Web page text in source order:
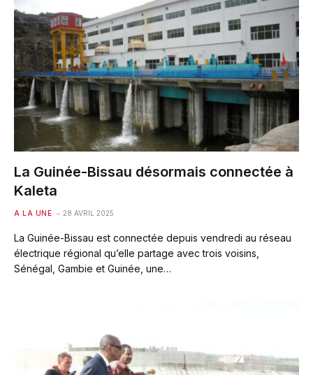
La Guinée-Bissau désormais connectée à
Kaleta
A LA UNE 28 AVRIL 2025
La Guinée-Bissau est connectée depuis vendredi au réseau
électrique régional qu’elle partage avec trois voisins,
Sénégal, Gambie et Guinée, une…